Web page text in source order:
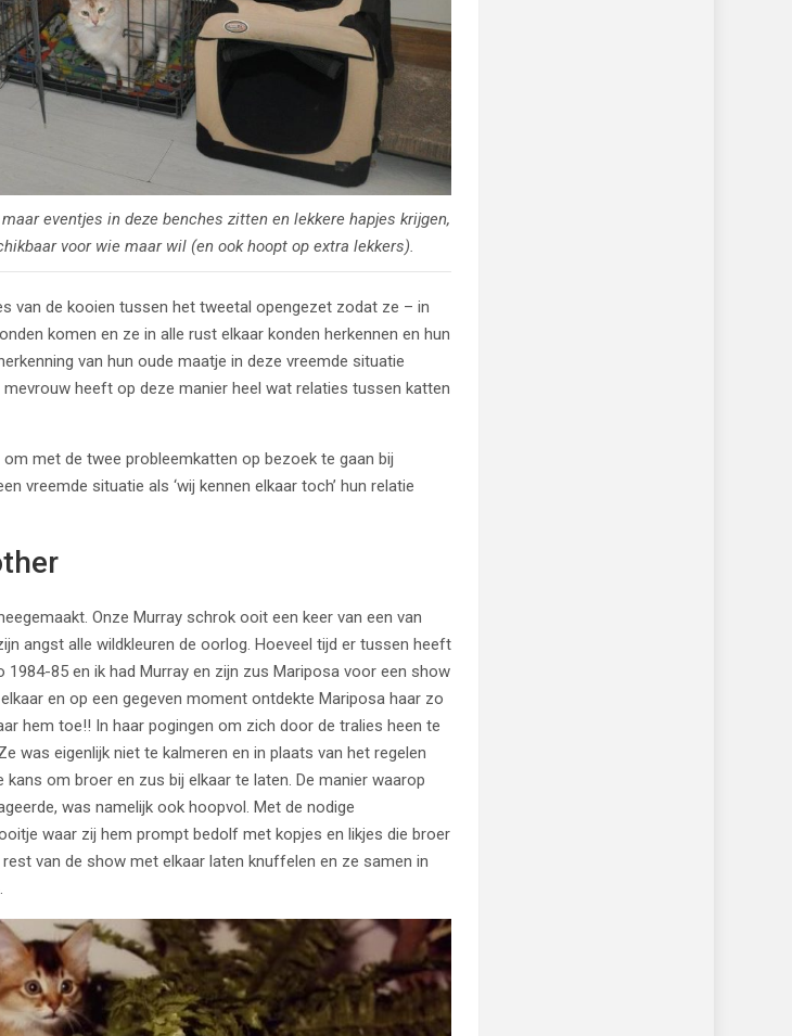
eventjes in deze benches zitten en lekkere hapjes krijgen,
voor wie maar wil (en ook hoopt op extra lekkers).
van de kooien tussen het tweetal opengezet zodat ze – in
komen en ze in alle rust elkaar konden herkennen en hun
van hun oude maatje in deze vreemde situatie
heeft op deze manier heel wat relaties tussen katten
met de twee probleemkatten op bezoek te gaan bij
vreemde situatie als ‘wij kennen elkaar toch’ hun relatie
Onze Murray schrok ooit een keer van een van
angst alle wildkleuren de oorlog. Hoeveel tijd er tussen heeft
85 en ik had Murray en zijn zus Mariposa voor een show
en op een gegeven moment ontdekte Mariposa haar zo
hem toe!! In haar pogingen om zich door de tralies heen te
was eigenlijk niet te kalmeren en in plaats van het regelen
om broer en zus bij elkaar te laten. De manier waarop
was namelijk ook hoopvol. Met de nodige
waar zij hem prompt bedolf met kopjes en likjes die broer
van de show met elkaar laten knuffelen en ze samen in